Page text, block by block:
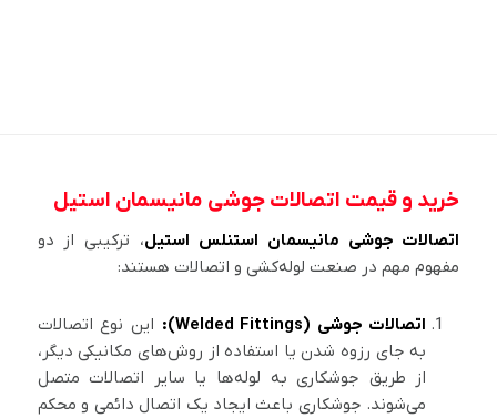
خرید و قیمت اتصالات جوشی مانیسمان استیل
اتصالات جوشی مانیسمان استنلس استیل، ترکیبی از دو
مفهوم مهم در صنعت لوله‌کشی و اتصالات هستند:
اتصالات جوشی (Welded Fittings):
این نوع اتصالات
به جای رزوه شدن یا استفاده از روش‌های مکانیکی دیگر،
از طریق جوشکاری به لوله‌ها یا سایر اتصالات متصل
می‌شوند. جوشکاری باعث ایجاد یک اتصال دائمی و محکم